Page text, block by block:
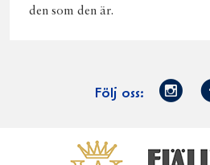
den som den är.
Följ oss: